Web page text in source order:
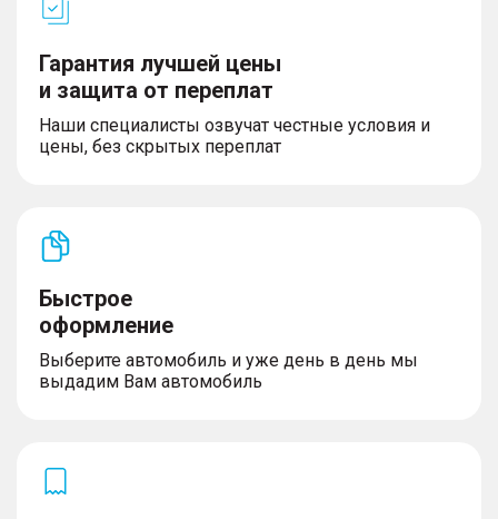
Гарантия лучшей цены
и защита от переплат
Наши специалисты озвучат честные условия и
цены, без скрытых переплат
Быстрое
оформление
Выберите автомобиль и уже день в день мы
выдадим Вам автомобиль